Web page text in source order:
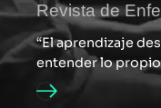
Revista de
“El aprendizaje
entender lo